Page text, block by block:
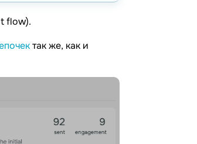
flow).
так же, как и